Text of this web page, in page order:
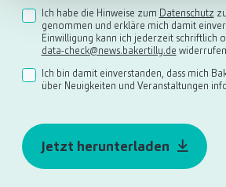
Ich habe die Hinweise zum Datenschutz
genommen und erkläre mich damit
Einwilligung kann ich jederzeit schriftlich
data-check@news.bakertilly.de
Ich bin damit einverstanden, dass mich
über Neuigkeiten und Veranstaltungen
Jetzt herunterladen